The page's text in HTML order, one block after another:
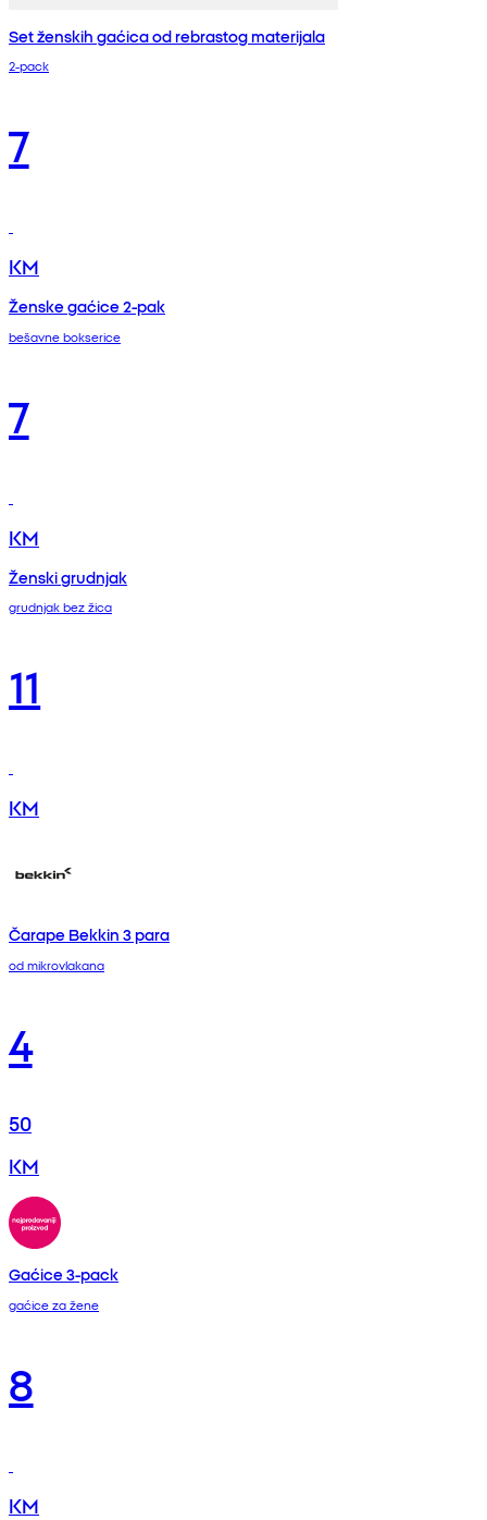
Set ženskih gaćica od rebrastog materijala
2-pack
7
KM
Ženske gaćice 2-pak
bešavne bokserice
7
KM
Ženski grudnjak
grudnjak bez žica
11
KM
Čarape Bekkin 3 para
od mikrovlakana
4
50
KM
Gaćice 3-pack
gaćice za žene
8
KM